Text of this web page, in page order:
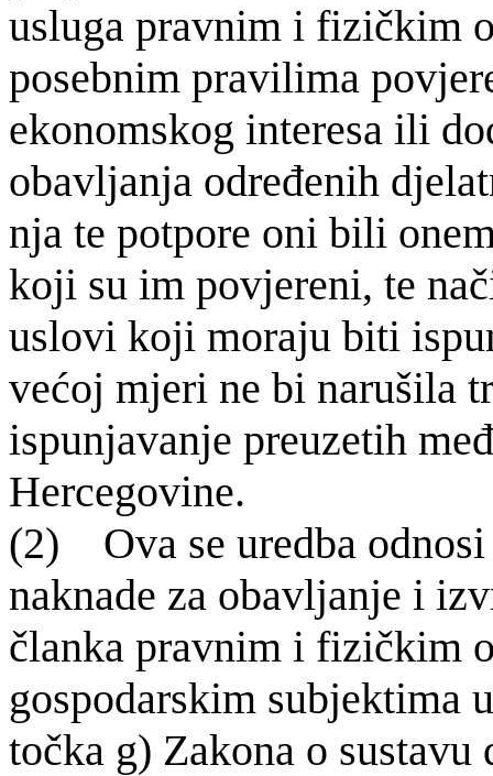
usluga pravnim i fizičkim
posebnim pravilima
ekonomskog interesa ili
obavljanja određenih
nja te potpore oni bili
koji su im povjereni, te
uslovi koji moraju biti
većoj mjeri ne bi narušila
ispunjavanje preuzetih
Hercegovine.
(2) Ova se uredba
naknade za obavljanje i
članka pravnim i fizičkim
gospodarskim subjektima
točka g) Zakona o